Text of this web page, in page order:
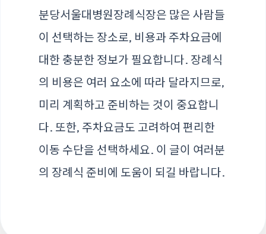
분당서울대병원장례식장은 많은 사람들
이 선택하는 장소로, 비용과 주차요금에
대한 충분한 정보가 필요합니다. 장례식
의 비용은 여러 요소에 따라 달라지므로,
미리 계획하고 준비하는 것이 중요합니
다. 또한, 주차요금도 고려하여 편리한
이동 수단을 선택하세요. 이 글이 여러분
의 장례식 준비에 도움이 되길 바랍니다.